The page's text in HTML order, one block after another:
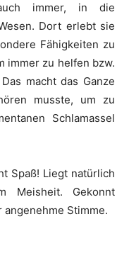
immer, in die
Dort erlebt sie
Fähigkeiten zu
immer zu helfen bzw.
macht das Ganze
musste, um zu
Schlamassel
Spaß! Liegt natürlich
Meisheit. Gekonnt
Stimme.